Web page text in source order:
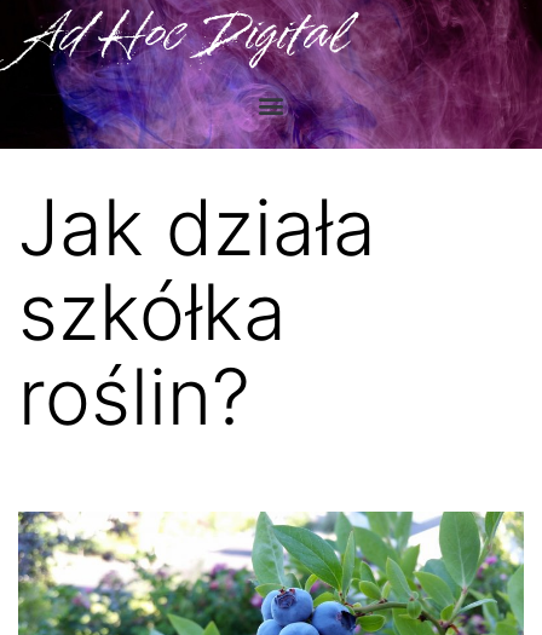
Ad Hoc Digital
Jak działa
szkółka
roślin?